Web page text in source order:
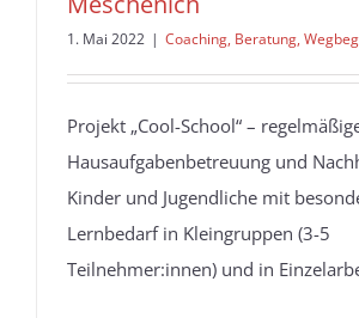
1. Mai 2022 | Coaching, Beratung,
Projekt „Cool-School“ –
Hausaufgabenbetreuung und
Kinder und Jugendliche mit
Lernbedarf in Kleingruppen (3-5
Teilnehmer:innen) und in